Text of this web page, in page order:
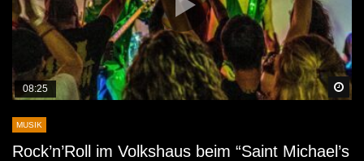
08:25
MUSIK
Rock’n’Roll im Volkshaus beim “Saint Michael’s